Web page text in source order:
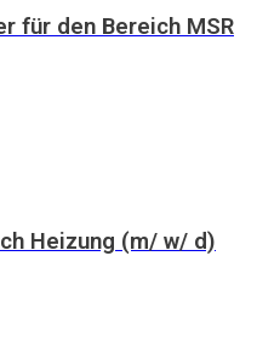
für den Bereich MSR
Heizung (m/ w/ d)